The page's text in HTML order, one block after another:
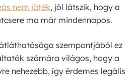
nem játék, jól látszik, hogy a
ma már mindennapos.
szempontjából ez
számára világos, hogy a
nehezebb, így érdemes legális